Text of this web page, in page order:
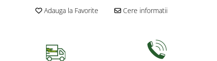
Adauga la Favorite Cere informatii